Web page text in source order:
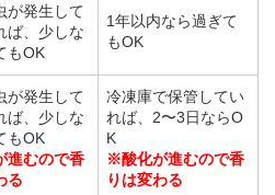
が発生して
ば、少しな
もOK
1年以内なら過ぎて
もOK
が発生して
ば、少しな
もOK
進むので香
る
冷凍庫で保管してい
れば、2〜3日ならO
K
※酸化が進むので香
りは変わる